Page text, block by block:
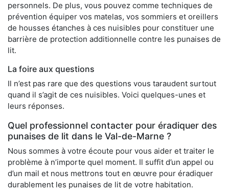
personnels. De plus, vous pouvez comme techniques de
prévention équiper vos matelas, vos sommiers et oreillers
de housses étanches à ces nuisibles pour constituer une
barrière de protection additionnelle contre les punaises de
lit.
La foire aux questions
Il n’est pas rare que des questions vous taraudent surtout
quand il s’agit de ces nuisibles. Voici quelques-unes et
leurs réponses.
Quel professionnel contacter pour éradiquer des
punaises de lit dans le Val-de-Marne ?
Nous sommes à votre écoute pour vous aider et traiter le
problème à n’importe quel moment. Il suffit d’un appel ou
d’un mail et nous mettrons tout en œuvre pour éradiquer
durablement les punaises de lit de votre habitation.